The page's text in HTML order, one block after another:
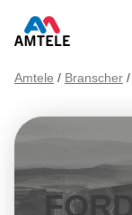
Amtele / Branscher /